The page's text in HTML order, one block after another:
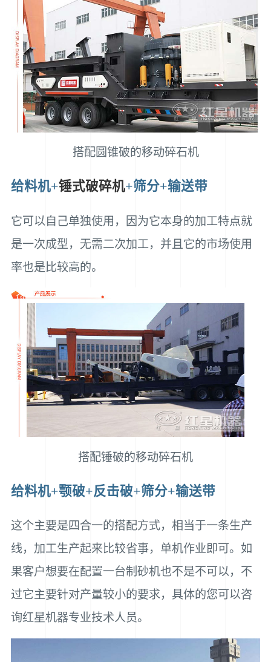
搭配圆锥破的移动碎石机
给料机+锤式破碎机+筛分+输送带
它可以自己单独使用，因为它本身的加工特点就
是一次成型，无需二次加工，并且它的市场使用
率也是比较高的。
搭配锤破的移动碎石机
给料机+颚破+反击破+筛分+输送带
这个主要是四合一的搭配方式，相当于一条生产
线，加工生产起来比较省事，单机作业即可。如
果客户想要在配置一台制砂机也不是不可以，不
过它主要针对产量较小的要求，具体的您可以咨
询红星机器专业技术人员。